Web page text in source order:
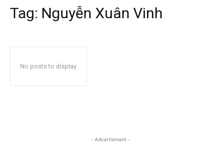
Tag: Nguyễn Xuân Vinh
No posts to display
- Advertisment -